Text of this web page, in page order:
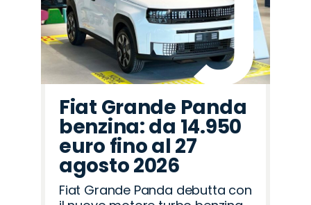
Fiat Grande Panda
benzina: da 14.950
euro fino al 27
agosto 2026
Fiat Grande Panda debutta con